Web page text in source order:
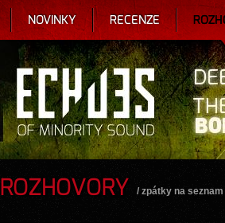
NOVINKY RECENZE
ROZHOVORY / zpátky na